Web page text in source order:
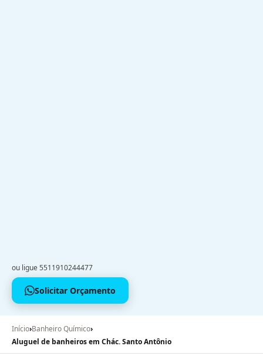
ou ligue 5511910244477
Solicitar Orçamento
Início›Banheiro Químico›
Aluguel de banheiros em Chác. Santo Antônio